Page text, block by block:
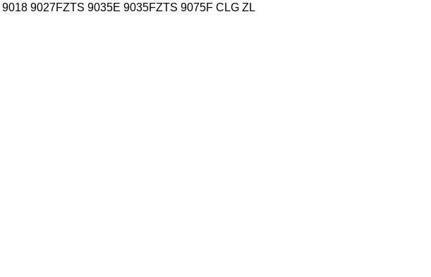
9018 9027FZTS 9035E 9035FZTS 9075F CLG ZL